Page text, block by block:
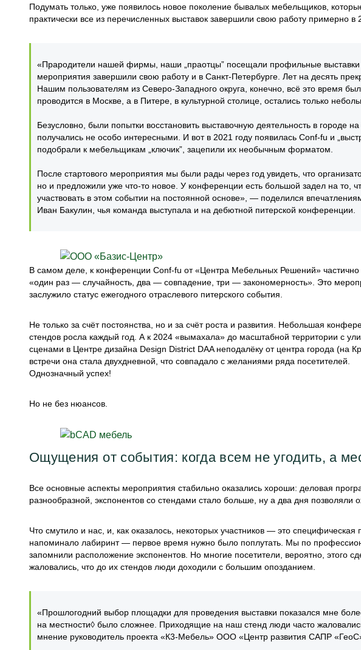
Подумать только, уже появилось новое поколение бывалых мебельщиков,
практически все из перечисленных выставок завершили свою работу примерно в
«Прародители нашей фирмы, наши „праотцы” посещали профильные выставки
мероприятия завершили свою работу и в Санкт-Петербурге. Лет на десять
Нашим пользователям из Северо-Западного округа, конечно, всё это время
проводится в Москве, а в Питере, в культурной столице, остались только
Безусловно, были попытки восстановить выставочную деятельность в городе
получались не особо интересными. И вот в 2021 году появилась Conf-fu и
подобрали к мебельщикам „ключик”, зацепили их необычным форматом.
После стартового мероприятия мы были рады через год увидеть, что
но и предложили уже что-то новое. У конференции есть большой задел на то,
участвовать в этом событии на постоянной основе», — поделился
Иван Бакулин, чья команда выступала и на дебютной питерской конференции.
В самом деле, к конференции Conf-fu от «Центра Мебельных Решений»
«один раз — случайность, два — совпадение, три — закономерность». Это
заслужило статус ежегодного отраслевого питерского события.
Не только за счёт постоянства, но и за счёт роста и развития. Небольшая
стендов росла каждый год. А к 2024 «вымахала» до масштабной территории с
сценами в Центре дизайна Design District DAA неподалёку от центра города (на
встречи она стала двухдневной, что совпадало с желаниями ряда посетителей.
Однозначный успех!
Но не без нюансов.
Ощущения от события: когда всем не угодить, а
Все основные аспекты мероприятия стабильно оказались хороши: деловая
разнообразной, экспонентов со стендами стало больше, ну а два дня позволяли
Что смутило и нас, и, как оказалось, некоторых участников — это
напоминало лабиринт — первое время нужно было поплутать. Мы по
запомнили расположение экспонентов. Но многие посетители, вероятно, этого
жаловались, что до их стендов люди доходили с большим опозданием.
«Прошлогодний выбор площадки для проведения выставки показался мне
на местности◊ было сложнее. Приходящие на наш стенд люди часто
мнение руководитель проекта «К3-Мебель» ООО «Центр развития САПР